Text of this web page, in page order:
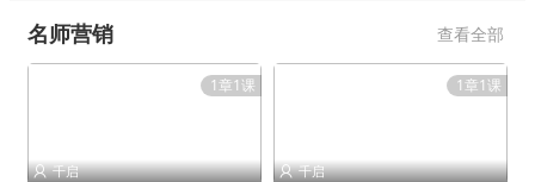
名师营销 查看全部
1章1课
 千启
1章1课
 千启